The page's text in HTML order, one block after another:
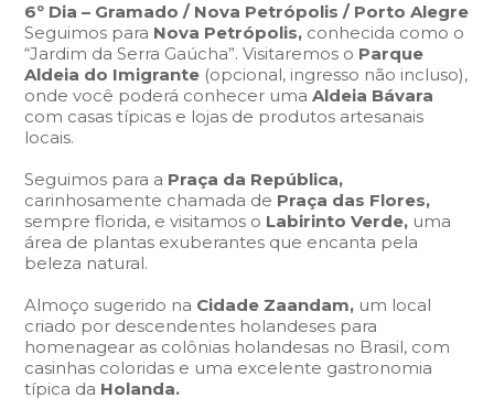
6º Dia – Gramado / Nova Petrópolis / Porto Alegre
Seguimos para Nova Petrópolis, conhecida como o
“Jardim da Serra Gaúcha”. Visitaremos o Parque
Aldeia do Imigrante (opcional, ingresso não incluso),
onde você poderá conhecer umaAldeia Bávara
com casas típicas e lojas de produtos artesanais
locais.
Seguimos para a Praça da República,
carinhosamente chamada de Praça das Flores,
sempre florida, e visitamos o Labirinto Verde, uma
área de plantas exuberantes que encanta pela
beleza natural.
Almoço sugerido na Cidade Zaandam, um local
criado por descendentes holandeses para
homenagear as colônias holandesas no Brasil, com
casinhas coloridas e uma excelente gastronomia
típica da Holanda.